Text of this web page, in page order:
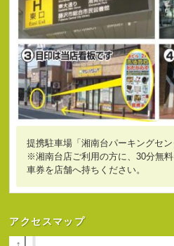
提携駐車場「湘南台パーキングセン
※湘南台店ご利用の方に、30分無
車券を店舗へ持ちください。
アクセスマップ